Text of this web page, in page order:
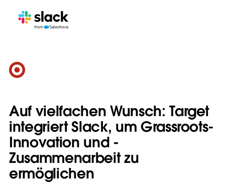
Auf vielfachen Wunsch: Target
integriert Slack, um Grassroots-
Innovation und -
Zusammenarbeit zu
ermöglichen